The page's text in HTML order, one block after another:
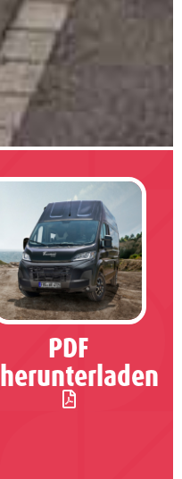
PDF
herunterladen